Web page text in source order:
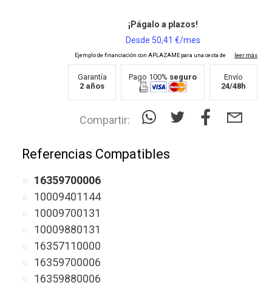
Garantía
2 años
Pago 100% seguro
Envío
24/48h
Compartir:
Referencias Compatibles
16359700006
10009401144
10009700131
10009880131
16357110000
16359700006
16359880006